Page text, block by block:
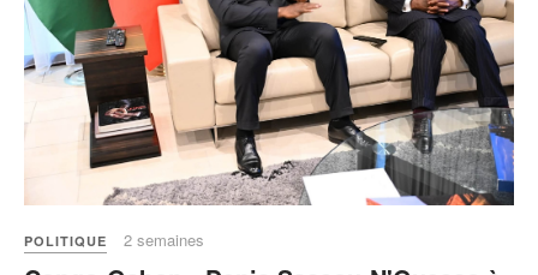
POLITIQUE 2 semaines